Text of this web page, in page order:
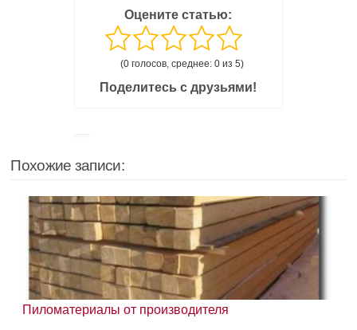
Оцените статью:
(0 голосов, среднее: 0 из 5)
Поделитесь с друзьями!
Похожие записи:
Пиломатериалы от производителя